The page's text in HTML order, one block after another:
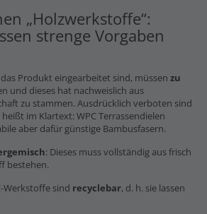
„Holzwerkstoffe“:
strenge Vorgaben
Produkt eingearbeitet sind, müssen zu
und dieses hat nachweislich aus
zu stammen. Ausdrücklich verboten sind
im Klartext: WPC Terrassendielen
aber dafür günstige Bambusfasern.
: Dieses muss vollständig aus frisch
bestehen.
Werkstoffe sind recyclebar, d. h. sie lassen